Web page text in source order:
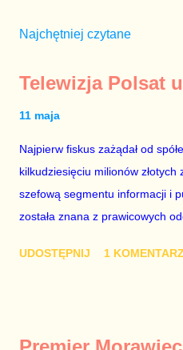
Najchętniej czytane
Telewizja Polsat
11 maja
Najpierw fiskus zażądał od
kilkudziesięciu milionów złotych
szefową segmentu informacji i
została znana z prawicowych
marionetka partii rządzącej,
UDOSTĘPNIJ 1 KOMENTARZ